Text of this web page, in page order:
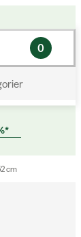
0
cm